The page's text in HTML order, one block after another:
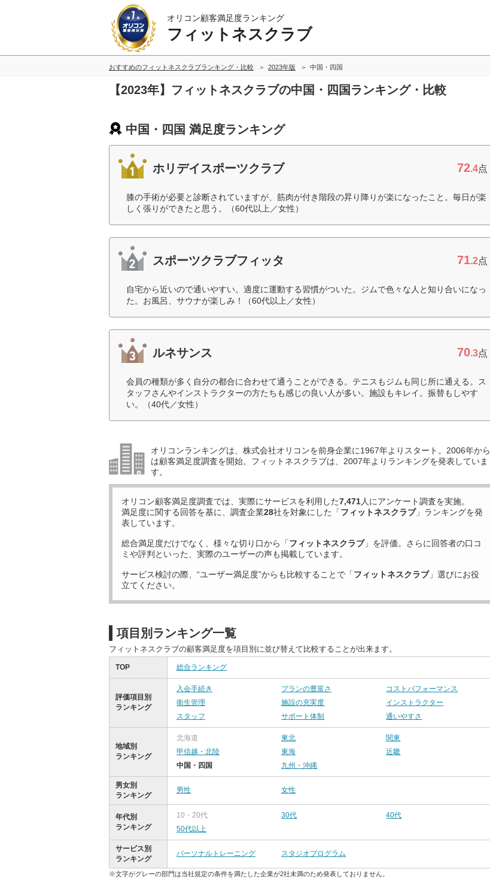
オリコン顧客満足度ランキング
フィットネスクラブ
おすすめのフィットネスクラブランキング・比較 2023年版 中国・四国
【2023年】フィットネスクラブの中国・四国ランキング・比較
中国・四国 満足度ランキング
ホリデイスポーツクラブ 72.4点
膝の手術が必要と診断されていますが、筋肉が付き階段の昇り降りが楽になったこと。毎日が楽
しく張りができたと思う。（60代以上／女性）
スポーツクラブフィッタ 71.2点
自宅から近いので通いやすい。適度に運動する習慣がついた。ジムで色々な人と知り合いになっ
た。お風呂、サウナが楽しみ！（60代以上／女性）
ルネサンス 70.3点
会員の種類が多く自分の都合に合わせて通うことができる。テニスもジムも同じ所に通える。ス
タッフさんやインストラクターの方たちも感じの良い人が多い。施設もキレイ。振替もしやす
い。（40代／女性）
オリコンランキングは、株式会社オリコンを前身企業に1967年よりスタート。2006年から
は顧客満足度調査を開始。フィットネスクラブは、2007年よりランキングを発表していま
す。
オリコン顧客満足度調査では、実際にサービスを利用した7,471人にアンケート調査を実施。
満足度に関する回答を基に、調査企業28社を対象にした「フィットネスクラブ」ランキングを発
表しています。
総合満足度だけでなく、様々な切り口から「フィットネスクラブ」を評価。さらに回答者の口コ
ミや評判といった、実際のユーザーの声も掲載しています。
サービス検討の際、“ユーザー満足度”からも比較することで「フィットネスクラブ」選びにお役
立てください。
項目別ランキング一覧
フィットネスクラブの顧客満足度を項目別に並び替えて比較することが出来ます。
TOP 総合ランキング
評価項目別
ランキング
入会手続き プランの豊富さ
コストパフォーマンス
衛生管理
施設の充実度
インストラクター
スタッフ
サポート体制 通いやすさ
地域別
ランキング
北海道 東北
関東
甲信越・北陸
東海
近畿
中国・四国
九州・沖縄
男女別
ランキング
男性 女性
年代別
ランキング
10・20代 30代
40代
50代以上
サービス別
ランキング
パーソナルトレーニング スタジオプログラム
※文字がグレーの部門は当社規定の条件を満たした企業が2社未満のため発表しておりません。